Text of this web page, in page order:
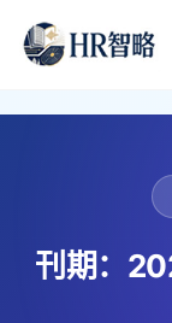
刊期：